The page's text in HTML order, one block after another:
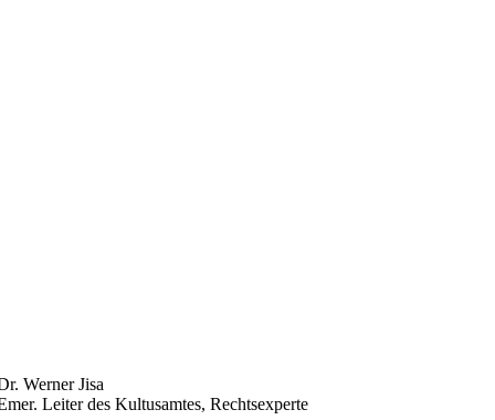
Werner Jisa
Leiter des Kultusamtes, Rechtsexperte